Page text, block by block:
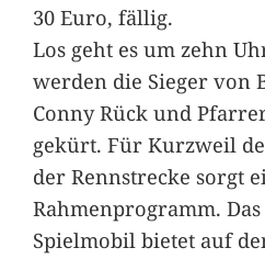
30 Euro, fällig.
Los geht es um zehn
werden die Sieger von
Conny Rück und
gekürt. Für Kurzweil
der Rennstrecke sorgt
Rahmenprogramm.
Spielmobil bietet auf